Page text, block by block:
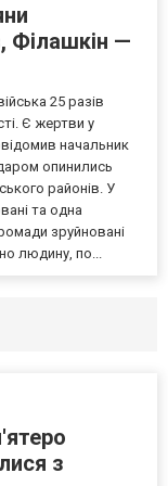
Філашкін —
25 разів
Є жертви у
начальник
опинились
районів. У
та одна
зруйновані
людину, по...
з